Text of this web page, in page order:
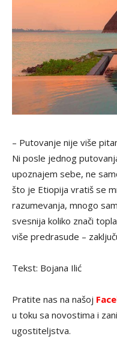
– Putovanje nije više
Ni posle jednog
upoznajem sebe, ne
što je Etiopija vratiš se
razumevanja, mnogo
svesnija koliko znači
više predrasude –
Tekst: Bojana Ilić
Pratite nas na našoj
u toku sa novostima i
ugostiteljstva.